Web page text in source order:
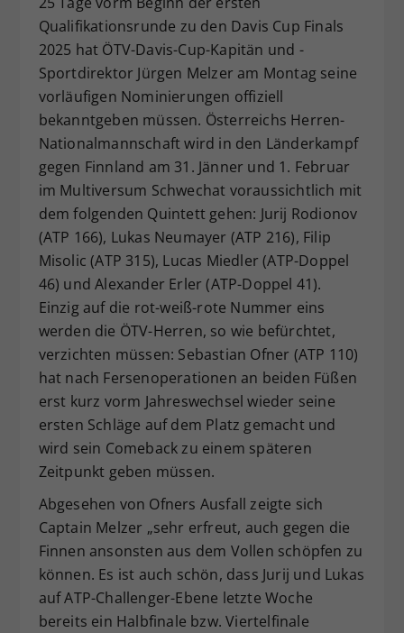
Qualifikationsrunde zu den Davis Cup Finals
2025 hat ÖTV-Davis-Cup-Kapitän und -
Sportdirektor Jürgen Melzer am Montag seine
vorläufigen Nominierungen offiziell
bekanntgeben müssen. Österreichs Herren-
Nationalmannschaft wird in den Länderkampf
gegen Finnland am 31. Jänner und 1. Februar
im Multiversum Schwechat voraussichtlich mit
dem folgenden Quintett gehen: Jurij Rodionov
(ATP 166), Lukas Neumayer (ATP 216), Filip
Misolic (ATP 315), Lucas Miedler (ATP-Doppel
46) und Alexander Erler (ATP-Doppel 41).
Einzig auf die rot-weiß-rote Nummer eins
werden die ÖTV-Herren, so wie befürchtet,
verzichten müssen: Sebastian Ofner (ATP 110)
hat nach Fersenoperationen an beiden Füßen
erst kurz vorm Jahreswechsel wieder seine
ersten Schläge auf dem Platz gemacht und
wird sein Comeback zu einem späteren
Zeitpunkt geben müssen.
Abgesehen von Ofners Ausfall zeigte sich
Captain Melzer „sehr erfreut, auch gegen die
Finnen ansonsten aus dem Vollen schöpfen zu
können. Es ist auch schön, dass Jurij und Lukas
auf ATP-Challenger-Ebene letzte Woche
bereits ein Halbfinale bzw. Viertelfinale
Zweck
Dieser Wert speichert Ihre Consent-
Einstellungen. Unter anderem eine
zufällig generierte ID, für die
historische Speicherung Ihrer
vorgenommen Einstellungen, falls der
Webseiten-Betreiber dies eingestellt
hat.